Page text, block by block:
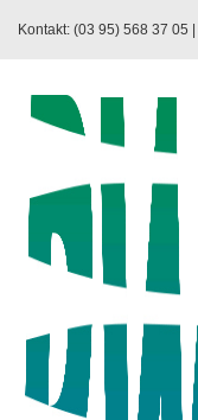
Kontakt: (03 95) 568 37 05 |